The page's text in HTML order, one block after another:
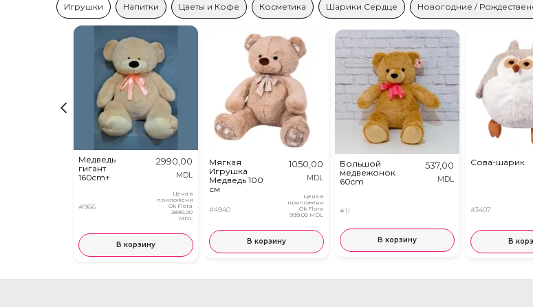
Игрушки Напитки Цветы и Кофе Косметика Шарики Сердце Новогодние /
Медведь
гигант
160cm↑
#966
2990,00
MDL
Цена в
приложении
Ok Flora
2890,00
MDL
В корзину
Мягкая
Игрушка
Медведь 100
см
#4940
1050,00
MDL
Цена в
приложении
Ok Flora
999,00 MDL
В корзину
Большой
медвежонок
60cm
#11
537,00
MDL
В корзину
Сова-шарик
#3407
В